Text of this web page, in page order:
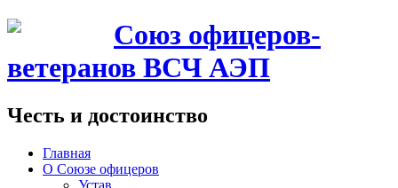
Союз офицеров-
ветеранов ВСЧ АЭП
Честь и достоинство
Главная
О Союзе офицеров
Устав